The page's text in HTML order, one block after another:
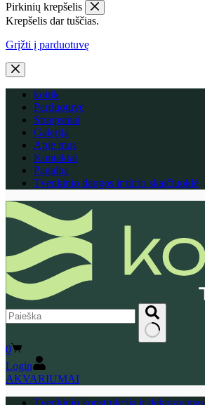
Pirkinių krepšelis
Krepšelis dar tuščias.
Grįžti į parduotuvę
koitik
Parduotuvė
Straipsniai
Galerija
Apie mus
Kontaktai
Pagalba
Tvenkinio dangos ir tūrio skaičiuoklė
No
results
Shopping
cart
0
Login
AKVARIUMAI
Tvenkinio konstrukcija ir dekoravimas